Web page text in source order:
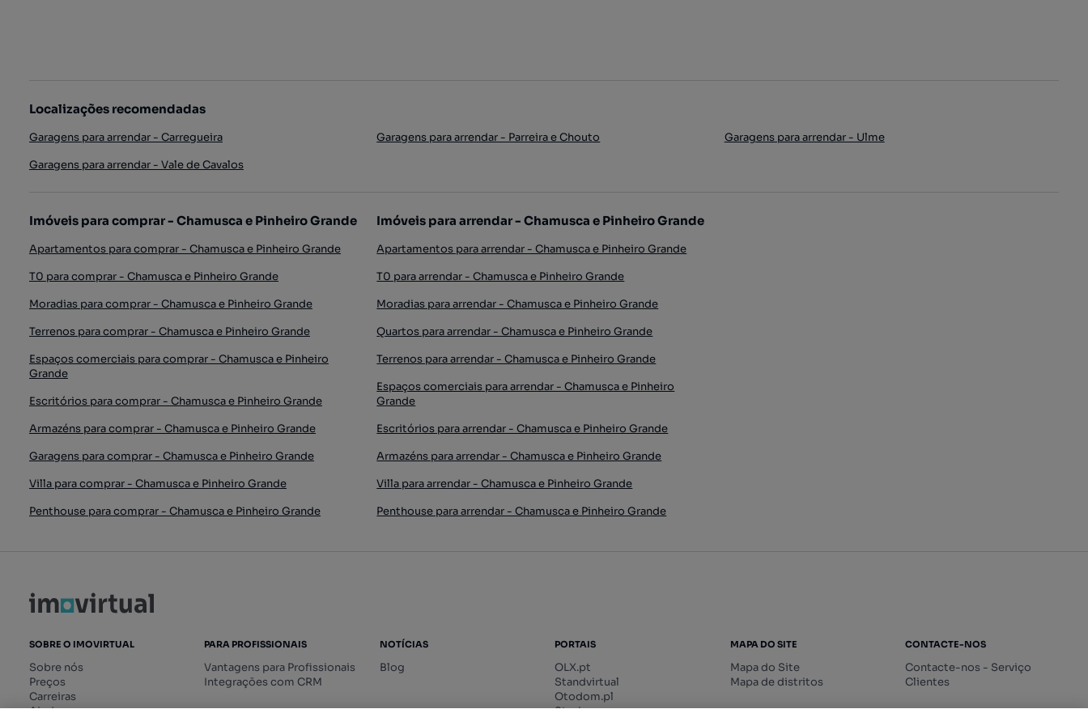
Localizações recomendadas
Garagens para arrendar - Carregueira Garagens para arrendar - Parreira e Chouto
Garagens para arrendar - Ulme
Garagens para arrendar - Vale de Cavalos
Imóveis para comprar - Chamusca e Pinheiro Grande
Apartamentos para comprar - Chamusca e Pinheiro Grande
T0 para comprar - Chamusca e Pinheiro Grande
Moradias para comprar - Chamusca e Pinheiro Grande
Terrenos para comprar - Chamusca e Pinheiro Grande
Espaços comerciais para comprar - Chamusca e Pinheiro
Grande
Escritórios para comprar - Chamusca e Pinheiro Grande
Armazéns para comprar - Chamusca e Pinheiro Grande
Garagens para comprar - Chamusca e Pinheiro Grande
Villa para comprar - Chamusca e Pinheiro Grande
Penthouse para comprar - Chamusca e Pinheiro Grande
Imóveis para arrendar - Chamusca e Pinheiro Grande
Apartamentos para arrendar - Chamusca e Pinheiro Grande
T0 para arrendar - Chamusca e Pinheiro Grande
Moradias para arrendar - Chamusca e Pinheiro Grande
Quartos para arrendar - Chamusca e Pinheiro Grande
Terrenos para arrendar - Chamusca e Pinheiro Grande
Espaços comerciais para arrendar - Chamusca e Pinheiro
Grande
Escritórios para arrendar - Chamusca e Pinheiro Grande
Armazéns para arrendar - Chamusca e Pinheiro Grande
Villa para arrendar - Chamusca e Pinheiro Grande
Penthouse para arrendar - Chamusca e Pinheiro Grande
SOBRE O IMOVIRTUAL
Sobre nós
Preços
Carreiras
PARA PROFISSIONAIS
Vantagens para Profissionais
Integrações com CRM
NOTÍCIAS
Blog
PORTAIS
OLX.pt
Standvirtual
Otodom.pl
MAPA DO SITE
Mapa do Site
Mapa de distritos
CONTACTE-NOS
Contacte-nos - Serviço
Clientes